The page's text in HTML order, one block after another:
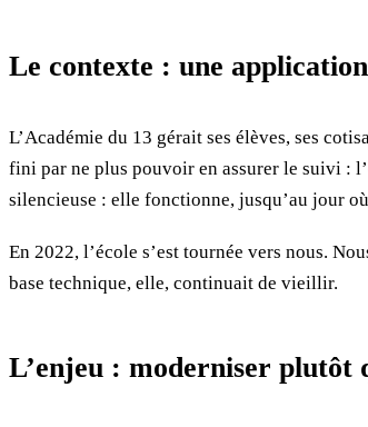
Le contexte : une
L’Académie du 13 gérait ses élèves, ses
fini par ne plus pouvoir en assurer le suivi :
silencieuse : elle fonctionne, jusqu’au jour
En 2022, l’école s’est tournée vers nous.
base technique, elle, continuait de vieillir.
L’enjeu : moderniser plutôt